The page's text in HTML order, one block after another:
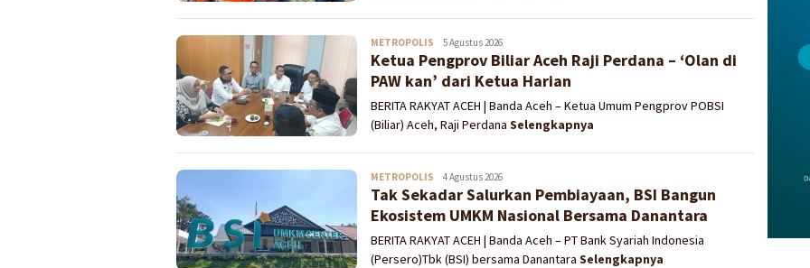
METROPOLIS Redaksi
5 Agustus 2026
Ketua Pengprov Biliar Aceh Raji Perdana – ‘Olan di
PAW kan’ dari Ketua Harian
BERITA RAKYAT ACEH | Banda Aceh – Ketua Umum Pengprov POBSI
(Biliar) Aceh, Raji Perdana Selengkapnya
METROPOLIS Redaksi
4 Agustus 2026
Tak Sekadar Salurkan Pembiayaan, BSI Bangun
Ekosistem UMKM Nasional Bersama Danantara
BERITA RAKYAT ACEH | Banda Aceh – PT Bank Syariah Indonesia
(Persero)Tbk (BSI) bersama Danantara Selengkapnya